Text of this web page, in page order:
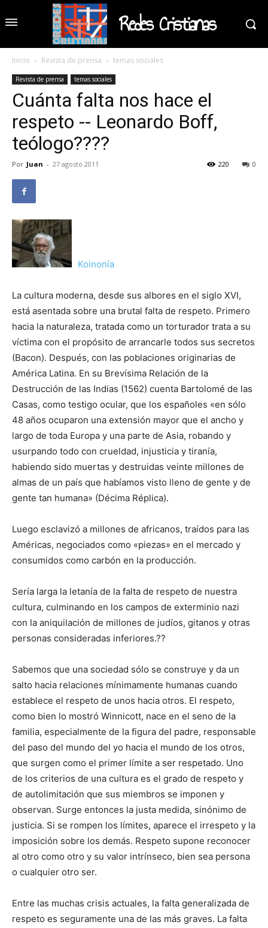
Redes Cristianas
Inicio Revista de prensa temas sociales
Revista de prensa temas sociales
Cuánta falta nos hace el
respeto -- Leonardo Boff,
teólogo????
Por Juan - 27 agosto 2011 0
220
Koinonía
La cultura moderna, desde sus albores en el siglo XVI,
está asentada sobre una brutal falta de respeto. Primero
hacia la naturaleza, tratada como un torturador trata a su
víctima con el propósito de arrancarle todos sus secretos
(Bacon). Después, con las poblaciones originarias de
América Latina. En su Brevísima Relación de la
Destrucción de las Indias (1562) cuenta Bartolomé de las
Casas, como testigo ocular, que los españoles «en sólo
48 años ocuparon una extensión mayor que el ancho y
largo de toda Europa y una parte de Asia, robando y
usurpando todo con crueldad, injusticia y tiranía,
habiendo sido muertas y destruidas veinte millones de
almas de un país que habíamos visto lleno de gente y de
gente tan humana» (Décima Réplica).
Luego esclavizó a millones de africanos, traídos para las
Américas, negociados como «piezas» en el mercado y
consumidos como carbón en la producción.
Sería larga la letanía de la falta de respeto de nuestra
cultura, culminando en los campos de exterminio nazi
con la aniquilación de millones de judíos, gitanos y otras
personas consideradas inferiores.??
Sabemos que una sociedad sólo se construye y da un
salto hacia relaciones mínimamente humanas cuando
establece el respeto de unos hacia otros. El respeto,
como bien lo mostró Winnicott, nace en el seno de la
familia, especialmente de la figura del padre, responsable
del paso del mundo del yo hacia el mundo de los otros,
que surgen como el primer límite a ser respetado. Uno
de los criterios de una cultura es el grado de respeto y
de autolimitación que sus miembros se imponen y
observan. Surge entonces la justa medida, sinónimo de
justicia. Si se rompen los límites, aparece el irrespeto y la
imposición sobre los demás. Respeto supone reconocer
al otro como otro y su valor intrínseco, bien sea persona
o cualquier otro ser.
Entre las muchas crisis actuales, la falta generalizada de
respeto es seguramente una de las más graves. La falta